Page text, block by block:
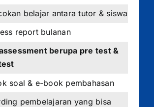
belajar antara tutor & siswa
report bulanan
berupa pre test &
soal & e-book pembahasan
pembelajaran yang bisa